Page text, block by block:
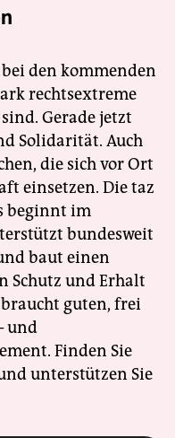
den kommenden
rechtsextreme
Gerade jetzt
Solidarität. Auch
die sich vor Ort
einsetzen. Die taz
beginnt im
bundesweit
baut einen
Schutz und Erhalt
guten, frei
und
Finden Sie
unterstützen Sie